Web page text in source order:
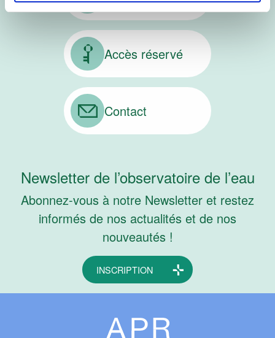
Accès réservé
Contact
Newsletter de l’observatoire de l’eau
Abonnez-vous à notre Newsletter et restez
informés de nos actualités et de nos
nouveautés !
INSCRIPTION